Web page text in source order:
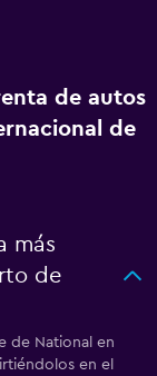
de autos
de
más
de
de National en
en el